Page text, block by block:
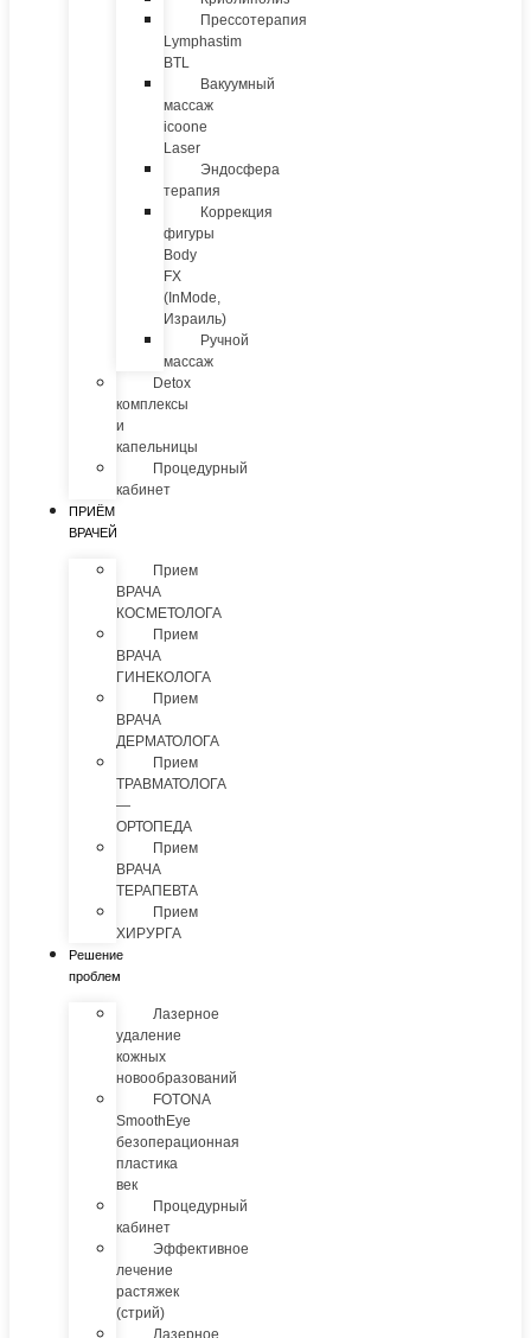
Прессотерапия
Lymphastim
BTL
Вакуумный
массаж
icoone
Laser
Эндосфера
терапия
Коррекция
фигуры
Body
FX
(InMode,
Израиль)
Ручной
массаж
Detox
комплексы
и
капельницы
Процедурный
кабинет
ПРИЁМ
ВРАЧЕЙ
Прием
ВРАЧА
КОСМЕТОЛОГА
Прием
ВРАЧА
ГИНЕКОЛОГА
Прием
ВРАЧА
ДЕРМАТОЛОГА
Прием
ТРАВМАТОЛОГА
—
ОРТОПЕДА
Прием
ВРАЧА
ТЕРАПЕВТА
Прием
ХИРУРГА
Решение
проблем
Лазерное
удаление
кожных
новообразований
FOTONA
SmoothEye
безоперационная
пластика
век
Процедурный
кабинет
Эффективное
лечение
растяжек
(стрий)
Лазерное